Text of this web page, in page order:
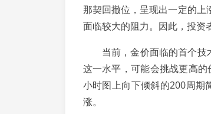
那契回撤位，呈现出一定的
面临较大的阻力。因此，投资
当前，金价面临的首个技
这一水平，可能会挑战更高
小时图上向下倾斜的200周期
涨。